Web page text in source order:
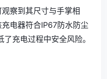
察到其尺寸与手掌相
电器符合IP67防水防尘
充电过程中安全风险。